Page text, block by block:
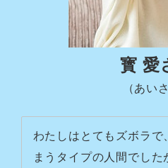
寳 愛
（あい
わたしはとてもズボラで
まうタイプの人間でし